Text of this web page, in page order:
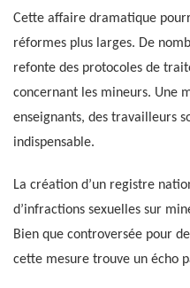
Cette affaire dramatique
réformes plus larges. De
refonte des protocoles de
concernant les mineurs. Une
enseignants, des travailleurs
indispensable.
La création d’un registre
d’infractions sexuelles sur
Bien que controversée pour
cette mesure trouve un écho